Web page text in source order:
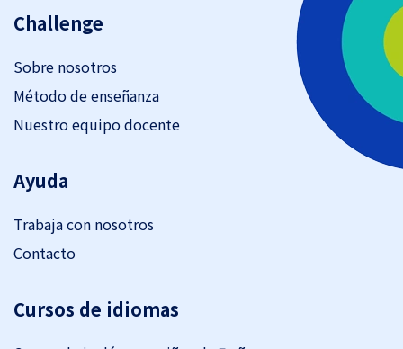
Challenge
Sobre nosotros
Método de enseñanza
Nuestro equipo docente
Ayuda
Trabaja con nosotros
Contacto
Cursos de idiomas